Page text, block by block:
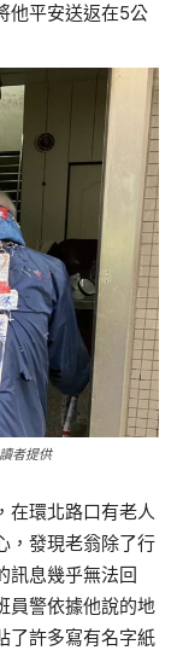
他平安送返在5公
者提供
在環北路口有老人
，發現老翁除了行
訊息幾乎無法回
員警依據他說的地
了許多寫有名字紙